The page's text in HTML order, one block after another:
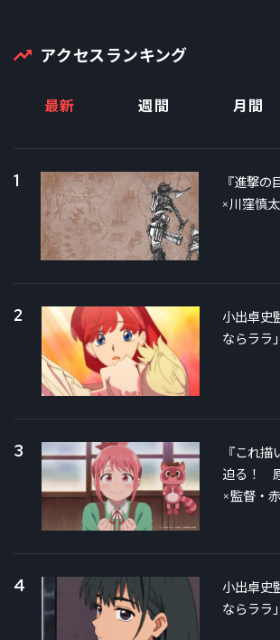
アクセスランキング
最新 週間 月間
1
『進撃
×川窪慎
2
小出卓史
ならララ
3
『これ
迫る！
×監督・
4
小出卓史
ならララ